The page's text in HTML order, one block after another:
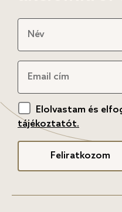
Elolvastam és
tájékoztatót.
Feliratkozom